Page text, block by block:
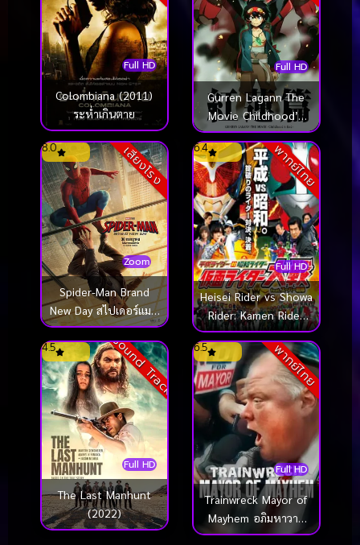
Full HD
Colombiana (2011)
ระห่ำเกินตาย
Full HD
Gurren Lagann The
Movie Childhood’s
End (2008)
เสียงโรง
Zoom
8.0
Spider-Man Brand
New Day สไปเดอร์แมน
แบรนด์ นิว เดย์ (2026)
พากย์ไทย
Full HD
6.4
Heisei Rider vs Showa
Rider: Kamen Rider
Taisen feat. Super
Sentai (2014) อภิมหา
ศึกมาสค์ไรเดอร์
Sound Track
Full HD
4.5
The Last Manhunt
(2022)
พากย์ไทย
Full HD
6.5
Trainwreck Mayor of
Mayhem อภิมหาวาย
ป่วง นายกเทศมนตรีแห่ง